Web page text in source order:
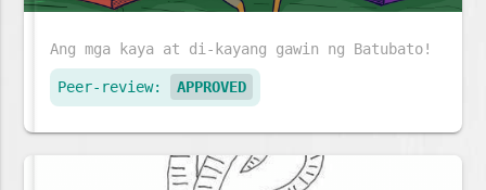
Ang mga kaya at di-kayang gawin ng Batubato!
Peer-review: APPROVED